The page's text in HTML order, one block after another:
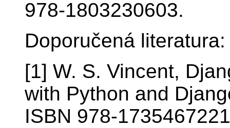
978-1803230603.
Doporučená literatura:
[1] W. S. Vincent,
with Python and
ISBN 978-